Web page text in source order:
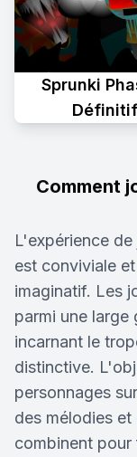
Sprunki
Définitif
Comment
L'expérience
est conviviale
imaginatif. Les
parmi une large
incarnant le
distinctive.
personnages
des mélodies
combinent pour